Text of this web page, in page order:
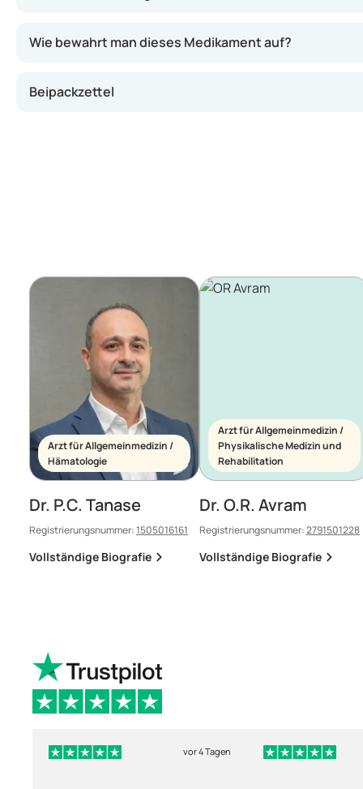
Wie bewahrt man dieses Medikament auf?
Beipackzettel
Arzt für Allgemeinmedizin /
Hämatologie
Dr. P.C. Tanase
Registrierungsnummer:1505016161
Vollständige Biografie
Arzt für Allgemeinmedizin /
Physikalische Medizin und
Rehabilitation
Dr. O.R. Avram
Registrierungsnummer:2791501228
Vollständige Biografie
vor 4 Tagen